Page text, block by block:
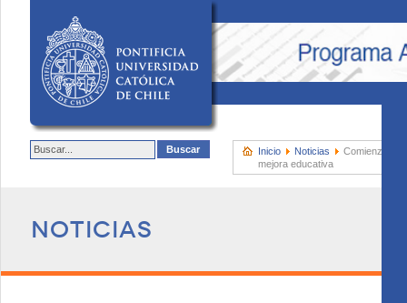
Inicio Noticias
Comienza
mejora educativa
Noticias